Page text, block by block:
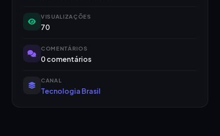
VISUALIZAÇÕES
70
COMENTÁRIOS
0 comentários
CANAL
Tecnologia Brasil